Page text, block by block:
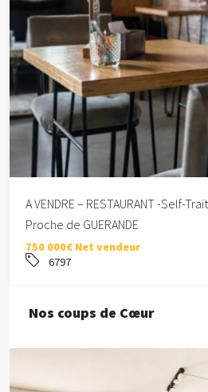
A VENDRE – RESTAURANT -Self-
Proche de GUERANDE
750 000€ Net vendeur
6797
Nos coups de Cœur